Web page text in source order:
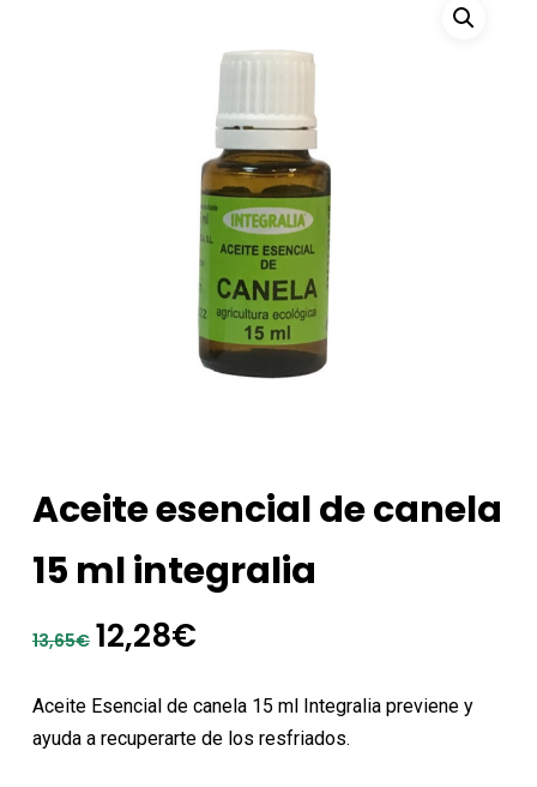
Aceite esencial de canela
15 ml integralia
13,65€ El
original
era:
12,28€El
actual
es:
Aceite Esencial de canela 15 ml Integralia previene y
ayuda a recuperarte de los resfriados.